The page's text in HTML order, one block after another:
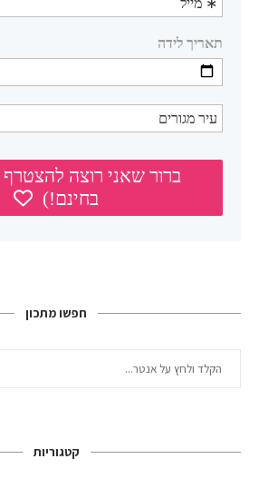
חפשו מתכון
קטגוריות